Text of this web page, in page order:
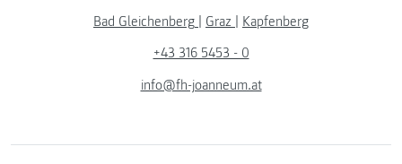
Bad Gleichenberg | Graz | Kapfenberg
+43 316 5453 - 0
info@fh-joanneum.at